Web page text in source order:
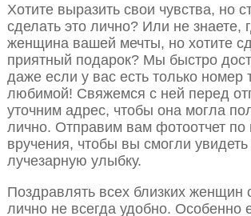
Хотите выразить свои чувства, но
сделать это лично? Или не знаете,
женщина вашей мечты, но хотите
приятный подарок? Мы быстро
даже если у вас есть только номер
любимой! Свяжемся с ней перед
уточним адрес, чтобы она могла
лично. Отправим вам фотоотчет по
вручения, чтобы вы смогли увидеть
лучезарную улыбку.
Поздравлять всех близких женщин
лично не всегда удобно. Особенно